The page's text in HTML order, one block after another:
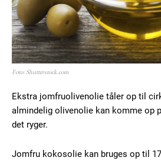
Foto: Shutterstock.com
Ekstra jomfruolivenolie tåler op til
almindelig olivenolie kan komme op
det ryger.
Jomfru kokosolie kan bruges op til